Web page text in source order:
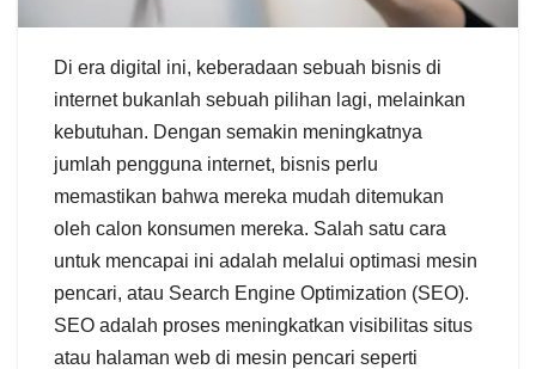
Di era digital ini, keberadaan sebuah bisnis di
internet bukanlah sebuah pilihan lagi, melainkan
kebutuhan. Dengan semakin meningkatnya
jumlah pengguna internet, bisnis perlu
memastikan bahwa mereka mudah ditemukan
oleh calon konsumen mereka. Salah satu cara
untuk mencapai ini adalah melalui optimasi mesin
pencari, atau Search Engine Optimization (SEO).
SEO adalah proses meningkatkan visibilitas situs
atau halaman web di mesin pencari seperti